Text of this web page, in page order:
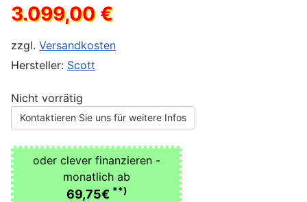
3.099,00 €
zzgl. Versandkosten
Hersteller: Scott
Nicht vorrätig
Kontaktieren Sie uns für weitere Infos
oder clever finanzieren -
monatlich ab
69,75€ **)